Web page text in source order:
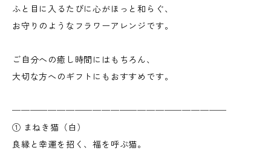
ふと目に入るたびに心がほっと和らぐ、
お守りのようなフラワーアレンジです。
ご自分への癒し時間にはもちろん、
大切な方へのギフトにもおすすめです。
────────────────────────
① まねき猫（白）
良縁と幸運を招く、福を呼ぶ猫。